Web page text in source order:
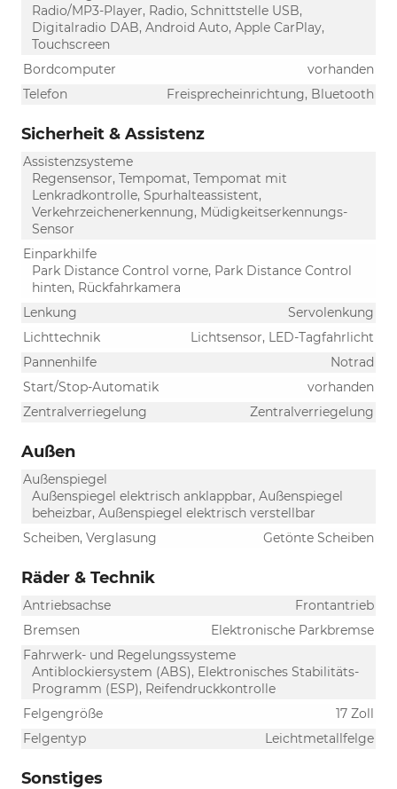
Radio/MP3-Player, Radio, Schnittstelle USB,
Digitalradio DAB, Android Auto, Apple CarPlay,
Touchscreen
Bordcomputer
vorhanden
Telefon
Freisprecheinrichtung, Bluetooth
Sicherheit & Assistenz
Assistenzsysteme
Regensensor, Tempomat, Tempomat mit
Lenkradkontrolle, Spurhalteassistent,
Verkehrzeichenerkennung, Müdigkeitserkennungs-
Sensor
Einparkhilfe
Park Distance Control vorne, Park Distance Control
hinten, Rückfahrkamera
Lenkung
Servolenkung
Lichttechnik
Lichtsensor, LED-Tagfahrlicht
Pannenhilfe
Notrad
Start/Stop-Automatik
vorhanden
Zentralverriegelung
Zentralverriegelung
Außen
Außenspiegel
Außenspiegel elektrisch anklappbar, Außenspiegel
beheizbar, Außenspiegel elektrisch verstellbar
Scheiben, Verglasung
Getönte Scheiben
Räder & Technik
Antriebsachse
Frontantrieb
Bremsen
Elektronische Parkbremse
Fahrwerk- und Regelungssysteme
Antiblockiersystem (ABS), Elektronisches Stabilitäts-
Programm (ESP), Reifendruckkontrolle
Felgengröße
17 Zoll
Felgentyp
Leichtmetallfelge
Sonstiges